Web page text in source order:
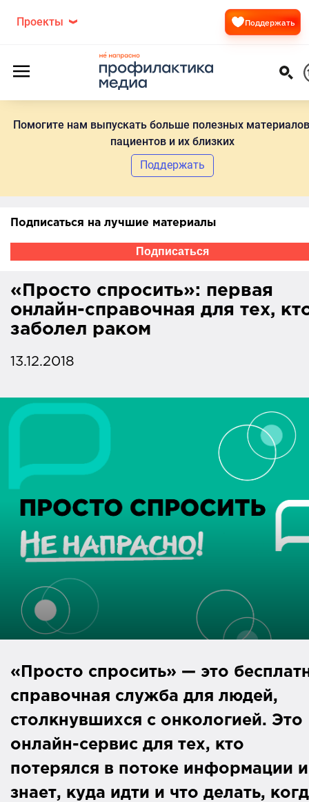
Помогите нам выпускать больше полезных
пациентов и их близких
Поддержать
Проекты Поддержать
Подписаться на лучшие материалы
Подписаться
«Просто спросить»: первая
онлайн-справочная для тех,
заболел раком
13.12.2018
«Просто спросить» — это
справочная служба для людей,
столкнувшихся с онкологией. Это
онлайн-сервис для тех, кто
потерялся в потоке информации
знает, куда идти и что делать,